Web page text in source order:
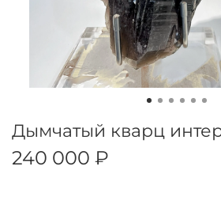
Дымчатый кварц
240 000 ₽